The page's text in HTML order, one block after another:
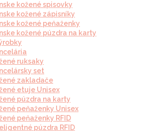
kožené spisovky
kožené zápisníky
kožené peňaženky
kožené púzdra na karty
ruksaky
set
zakladače
etuje Unisex
púzdra na karty
peňaženky Unisex
peňaženky RFID
púzdra RFID